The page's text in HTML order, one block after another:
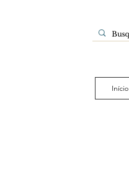
Início